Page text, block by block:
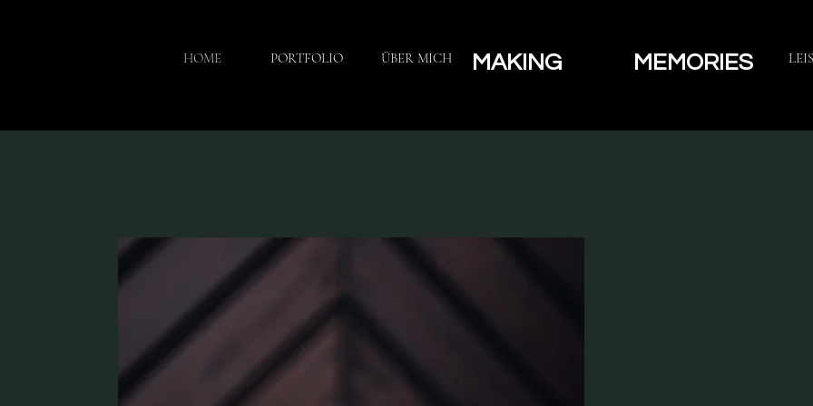
HOME PORTFOLIO ÜBER MICH MAKING MEMORIES